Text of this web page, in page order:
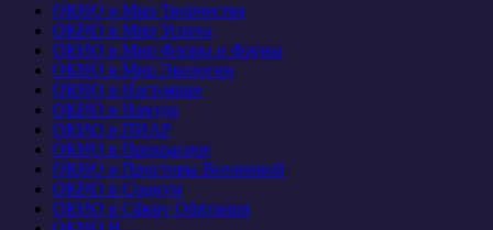
ОКНО в Мир Творчества
ОКНО в Мир Успеха
ОКНО в Мир Флоры и Фауны
ОКНО в Мир Экологии
ОКНО в Настоящее
ОКНО в Никуда
ОКНО в ПИАР
ОКНО в Прекрасное
ОКНО в Просторы Вселенной
ОКНО в Социум
ОКНО в Сферу Обитания